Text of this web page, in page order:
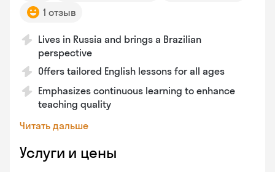
1 отзыв
Lives in Russia and brings a Brazilian
perspective
Offers tailored English lessons for all ages
Emphasizes continuous learning to enhance
teaching quality
Читать дальше
Услуги и цены